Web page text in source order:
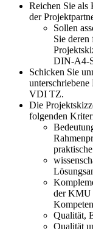
Reichen Sie
der
Sollen
Sie deren
DIN-A4-
Schicken Sie
VDI TZ.
Die
folgenden
der KMU
Qualität,
Qualität